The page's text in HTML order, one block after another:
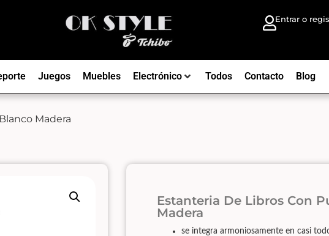
Entrar o
Juegos Muebles Electrónico Todos Contacto Blog
Madera
Estanteria De Libros Con
Madera
se integra armoniosamente en casi